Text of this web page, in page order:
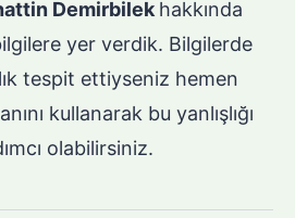
Demirbilek hakkında
yer verdik. Bilgilerde
tespit ettiyseniz hemen
kullanarak bu yanlışlığı
olabilirsiniz.